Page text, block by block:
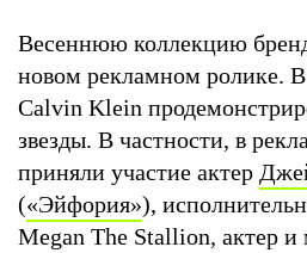
Весеннюю коллекцию
новом рекламном ролике.
Calvin Klein
звезды. В частности, в
приняли участие актер
(«Эйфория»),
Megan The Stallion, актер